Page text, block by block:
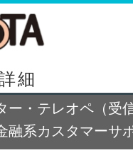
細
ー・テレオペ（受
融系カスタマーサ